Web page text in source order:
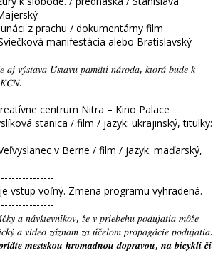
z prachu / dokumentárny film
manifestácia alebo Bratislavský
𝑎𝑗 𝑣𝑦́𝑠𝑡𝑎𝑣𝑎 𝑈́𝑠𝑡𝑎𝑣𝑢 𝑝𝑎𝑚𝑎̈𝑡𝑖 𝑛𝑎́𝑟𝑜𝑑𝑎, 𝑘𝑡𝑜𝑟𝑎́ 𝑏𝑢𝑑𝑒 𝑘
𝐾𝐶𝑁.
centrum Nitra – Kino Palace
stanica / film / jazyk: ukrajinský, titulky:
v Berne / film / jazyk: maďarský,
vstup voľný. Zmena programu vyhradená.
𝑎 𝑛𝑎́𝑣𝑠̌𝑡𝑒𝑣𝑛𝑖́𝑘𝑜𝑣, 𝑧̌𝑒 𝑣 𝑝𝑟𝑖𝑒𝑏𝑒ℎ𝑢 𝑝𝑜𝑑𝑢𝑗𝑎𝑡𝑖𝑎 𝑚𝑜̂𝑧̌𝑒
𝑎 𝑣𝑖𝑑𝑒𝑜 𝑧𝑎́𝑧𝑛𝑎𝑚 𝑧𝑎 𝑢́𝑐̌𝑒𝑙𝑜𝑚 𝑝𝑟𝑜𝑝𝑎𝑔𝑎́𝑐𝑖𝑒 𝑝𝑜𝑑𝑢𝑗𝑎𝑡𝑖𝑎.
𝒎𝒆𝒔𝒕𝒔𝒌𝒐𝒖 𝒉𝒓𝒐𝒎𝒂𝒅𝒏𝒐𝒖 𝒅𝒐𝒑𝒓𝒂𝒗𝒐𝒖, 𝒏𝒂 𝒃𝒊𝒄𝒚𝒌𝒍𝒊 𝒄̌𝒊